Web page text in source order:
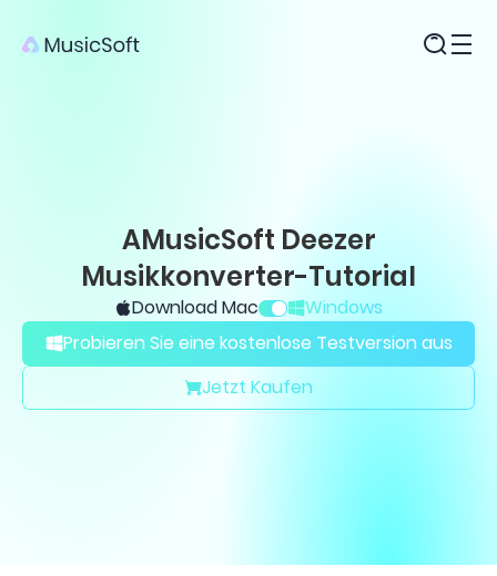
AMusicSoft Deezer
Musikkonverter-Tutorial
Download Mac
Windows
Probieren Sie eine kostenlose Testversion aus
Jetzt Kaufen